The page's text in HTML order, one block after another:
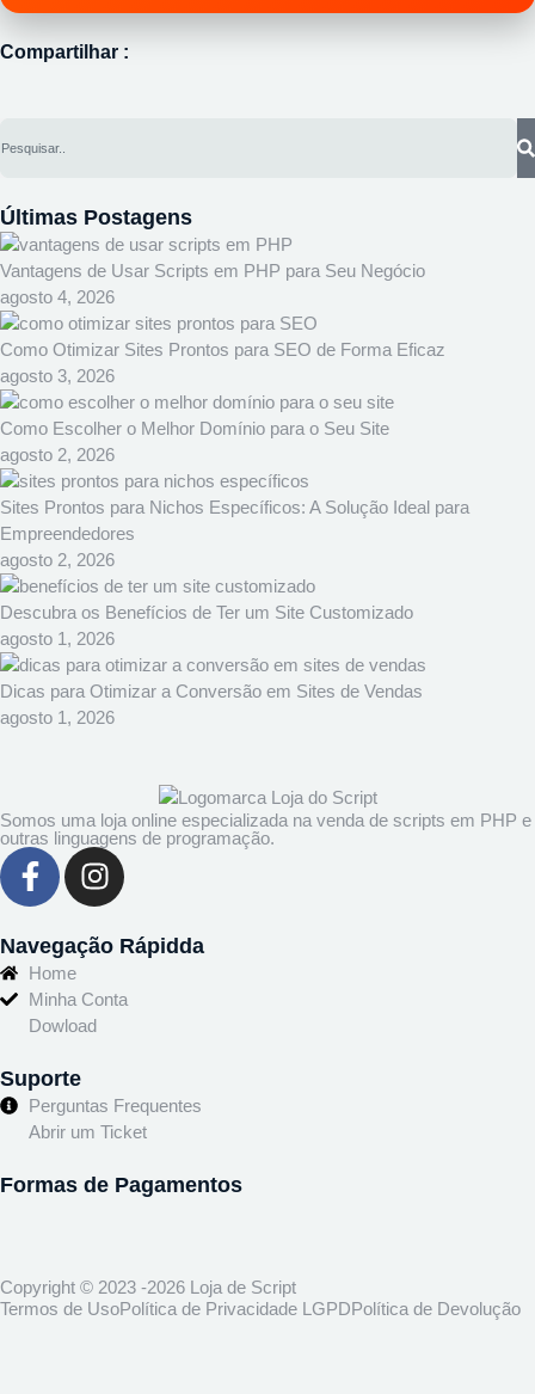
Compartilhar :
Últimas Postagens
Vantagens de Usar Scripts em PHP para Seu Negócio
agosto 4, 2026
Como Otimizar Sites Prontos para SEO de Forma Eficaz
agosto 3, 2026
Como Escolher o Melhor Domínio para o Seu Site
agosto 2, 2026
Sites Prontos para Nichos Específicos: A Solução Ideal para
Empreendedores
agosto 2, 2026
Descubra os Benefícios de Ter um Site Customizado
agosto 1, 2026
Dicas para Otimizar a Conversão em Sites de Vendas
agosto 1, 2026
Somos uma loja online especializada na venda de scripts em PHP e
outras linguagens de programação.
Navegação Rápidda
Home
Minha Conta
Dowload
Suporte
Perguntas Frequentes
Abrir um Ticket
Formas de Pagamentos
Copyright © 2023 -2026 Loja de Script
Termos de UsoPolítica de Privacidade LGPDPolítica de Devolução